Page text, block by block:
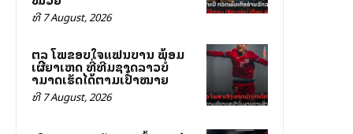
ທີ 7 August, 2026
ສຕລ ໂພສຂອບໃຈແຟນບານ ພ້ອມ
ເຜີຍສາເຫດ ທີ່ທີມຊາດລາວບໍ່
ສາມາດເຮັດໄດ້ຕາມເປົ້າໝາຍ
ທີ 7 August, 2026